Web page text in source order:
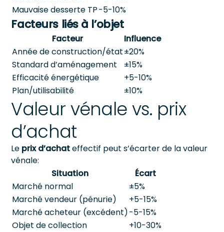
Mauvaise desserte TP-5-10%
Facteurs liés à l’objet
Facteur
Influence
Année de construction/état±20%
Standard d’aménagement
±15%
Efficacité énergétique
+5-10%
Plan/utilisabilité
±10%
Valeur vénale vs. prix
d’achat
Le prix d’achateffectif peut s’écarter de la valeur
vénale:
Situation
Écart
Marché normal
±5%
Marché vendeur (pénurie)
+5-15%
Marché acheteur (excédent)-5-15%
Objet de collection
+10-30%